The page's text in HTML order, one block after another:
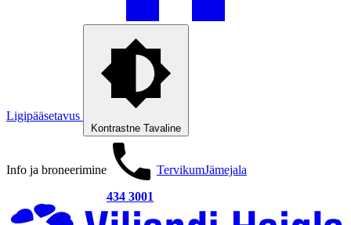
Ligipääsetavus
Kontrastne Tavaline
Info ja broneerimine
434 3001
TervikumJämejala